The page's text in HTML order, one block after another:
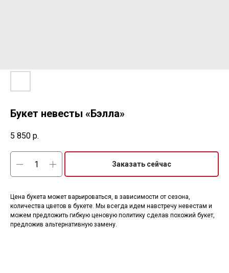
Букет невесты «Бэлла»
5 850 р.
Заказать сейчас
Цена букета может варьироваться, в зависимости от сезона,
количества цветов в букете. Мы всегда идем навстречу невестам и
можем предложить гибкую ценовую политику сделав похожий букет,
предложив альтернативную замену.